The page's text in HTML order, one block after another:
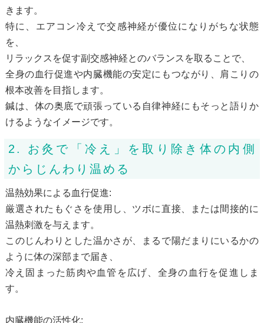
きます。
特に、エアコン冷えで交感神経が優位になりがちな状態
を、
リラックスを促す副交感神経とのバランスを取ることで、
全身の血行促進や内臓機能の安定にもつながり、肩こりの
根本改善を目指します。
鍼は、体の奥底で頑張っている自律神経にもそっと語りか
けるようなイメージです。
2. お灸で「冷え」を取り除き体の内側
からじんわり温める
温熱効果による血行促進:
厳選されたもぐさを使用し、ツボに直接、または間接的に
温熱刺激を与えます。
このじんわりとした温かさが、まるで陽だまりにいるかの
ように体の深部まで届き、
冷え固まった筋肉や血管を広げ、全身の血行を促進しま
す。
内臓機能の活性化: